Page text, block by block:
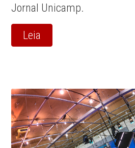
Jornal Unicamp.
Leia